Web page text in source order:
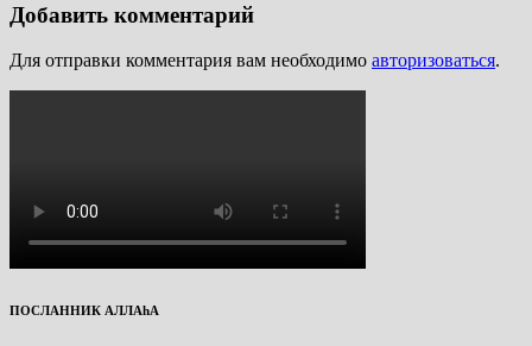
Добавить комментарий
Для отправки комментария вам необходимо авторизоваться.
ПОСЛАННИК АЛЛАhА